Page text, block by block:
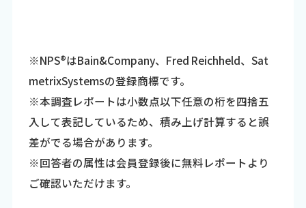
※NPS®はBain&Company、Fred Reichheld、Sat
metrixSystemsの登録商標です。
※本調査レポートは小数点以下任意の桁を四捨五
入して表記しているため、積み上げ計算すると誤
差がでる場合があります。
※回答者の属性は会員登録後に無料レポートより
ご確認いただけます。